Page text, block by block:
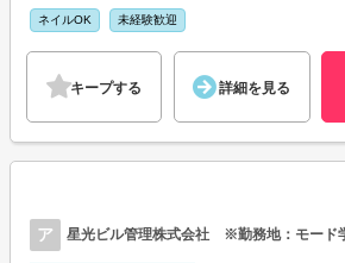
ネイルOK 未経験歓迎
キープする 詳細を見る
ア 星光ビル管理株式会社 ※勤務地：モード